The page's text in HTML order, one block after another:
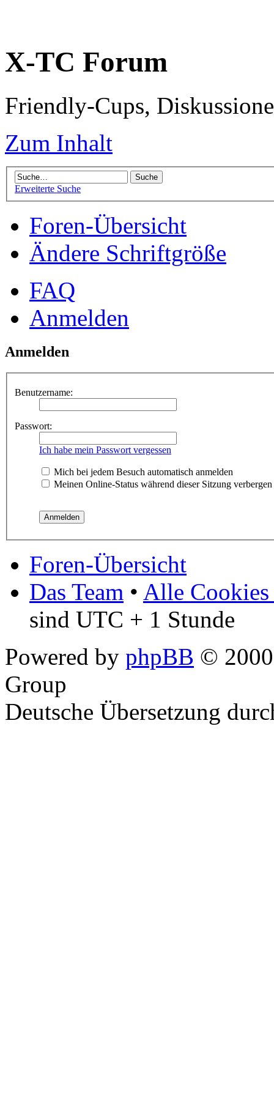
X-TC Forum
Friendly-Cups,
Zum Inhalt
Erweiterte Suche
Foren-Übersicht
Ändere Schriftgröße
FAQ
Anmelden
Anmelden
Benutzername:
Passwort:
Ich habe mein Passwort vergessen
Mich bei jedem Besuch automatisch anmelden
Meinen Online-Status während dieser Sitzung verbergen
Foren-Übersicht
Das Team • Alle Cookies
sind UTC + 1 Stunde
Powered by phpBB ©
Group
Deutsche Übersetzung